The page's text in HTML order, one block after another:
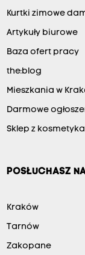
Kurtki zimowe
Artykuły biurowe
Baza ofert pracy
the:blog
Mieszkania w
Darmowe
Sklep z
POSŁUCHASZ
Kraków
Tarnów
Zakopane